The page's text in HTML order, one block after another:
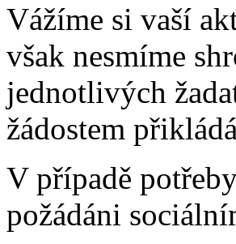
Vážíme si vaší
však nesmíme
jednotlivých
žádostem
V případě
požádáni